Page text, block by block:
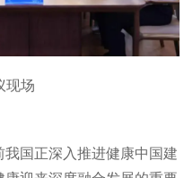
现场
国正深入推进健康中国建